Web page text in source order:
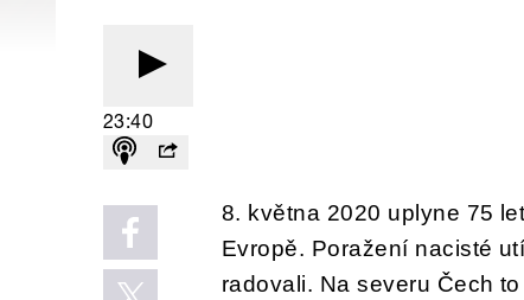
23:40
8. května 2020 uplyne 75
Evropě. Poražení nacisté
radovali. Na severu Čech